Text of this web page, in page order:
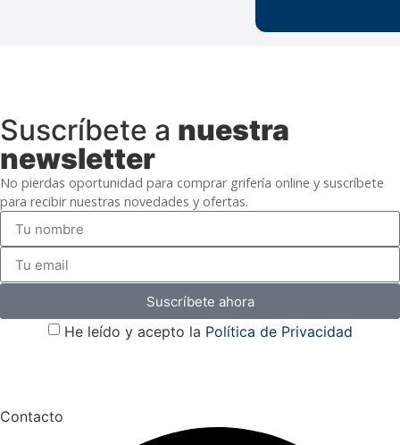
Suscríbete a nuestra
newsletter
No pierdas oportunidad para comprar grifería online y suscríbete
para recibir nuestras novedades y ofertas.
Suscríbete ahora
He leído y acepto la Política de Privacidad
Contacto